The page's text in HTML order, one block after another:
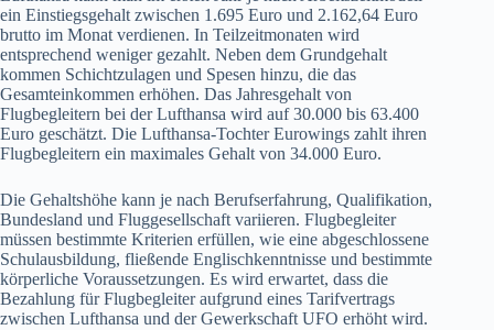
ein Einstiegsgehalt zwischen 1.695 Euro und 2.162,64 Euro
brutto im Monat verdienen. In Teilzeitmonaten wird
entsprechend weniger gezahlt. Neben dem Grundgehalt
kommen Schichtzulagen und Spesen hinzu, die das
Gesamteinkommen erhöhen. Das Jahresgehalt von
Flugbegleitern bei der Lufthansa wird auf 30.000 bis 63.400
Euro geschätzt. Die Lufthansa-Tochter Eurowings zahlt ihren
Flugbegleitern ein maximales Gehalt von 34.000 Euro.
Die Gehaltshöhe kann je nach Berufserfahrung, Qualifikation,
Bundesland und Fluggesellschaft variieren. Flugbegleiter
müssen bestimmte Kriterien erfüllen, wie eine abgeschlossene
Schulausbildung, fließende Englischkenntnisse und bestimmte
körperliche Voraussetzungen. Es wird erwartet, dass die
Bezahlung für Flugbegleiter aufgrund eines Tarifvertrags
zwischen Lufthansa und der Gewerkschaft UFO erhöht wird.